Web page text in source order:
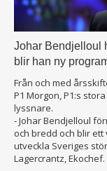
Johar Bendjelloul
blir han ny
Från och med
P1 Morgon, P1:s
lyssnare.
- Johar Bendjelloul
och bredd och blir
utveckla Sveriges
Lagercrantz, Ekochef.